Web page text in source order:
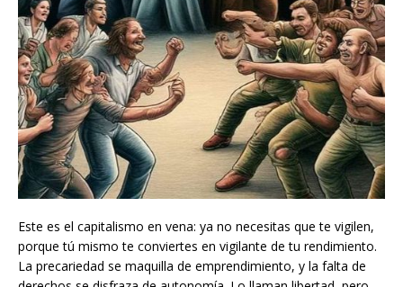
Este es el capitalismo en vena: ya no necesitas que te vigilen,
porque tú mismo te conviertes en vigilante de tu rendimiento.
La precariedad se maquilla de emprendimiento, y la falta de